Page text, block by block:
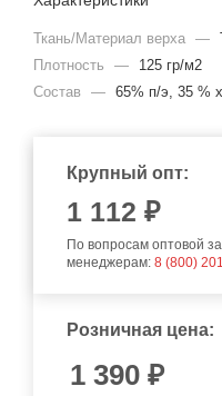
Ткань/Материал верха —
Плотность
—
125 гр/м2
Состав
— 65% п/э, 35 %
Крупный опт:
1 112 ₽
По вопросам оптовой
менеджерам: 8 (800)
Розничная цена:
1 390 ₽